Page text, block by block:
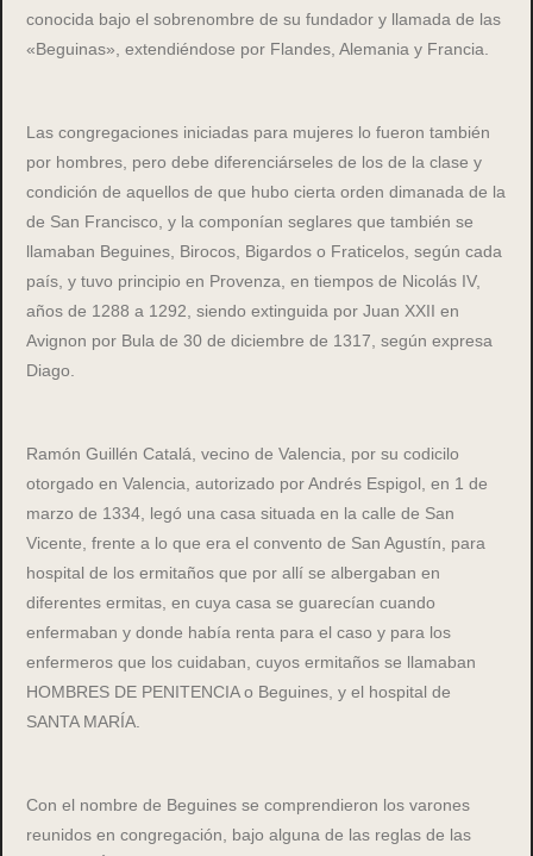
conocida bajo el sobrenombre de su fundador y llamada de las
«Beguinas», extendiéndose por Flandes, Alemania y Francia.
Las congregaciones iniciadas para mujeres lo fueron también
por hombres, pero debe diferenciárseles de los de la clase y
condición de aquellos de que hubo cierta orden dimanada de la
de San Francisco, y la componían seglares que también se
llamaban Beguines, Birocos, Bigardos o Fraticelos, según cada
país, y tuvo principio en Provenza, en tiempos de Nicolás IV,
años de 1288 a 1292, siendo extinguida por Juan XXII en
Avignon por Bula de 30 de diciembre de 1317, según expresa
Diago.
Ramón Guillén Catalá, vecino de Valencia, por su codicilo
otorgado en Valencia, autorizado por Andrés Espigol, en 1 de
marzo de 1334, legó una casa situada en la calle de San
Vicente, frente a lo que era el convento de San Agustín, para
hospital de los ermitaños que por allí se albergaban en
diferentes ermitas, en cuya casa se guarecían cuando
enfermaban y donde había renta para el caso y para los
enfermeros que los cuidaban, cuyos ermitaños se llamaban
HOMBRES DE PENITENCIA o Beguines, y el hospital de
SANTA MARÍA.
Con el nombre de Beguines se comprendieron los varones
reunidos en congregación, bajo alguna de las reglas de las